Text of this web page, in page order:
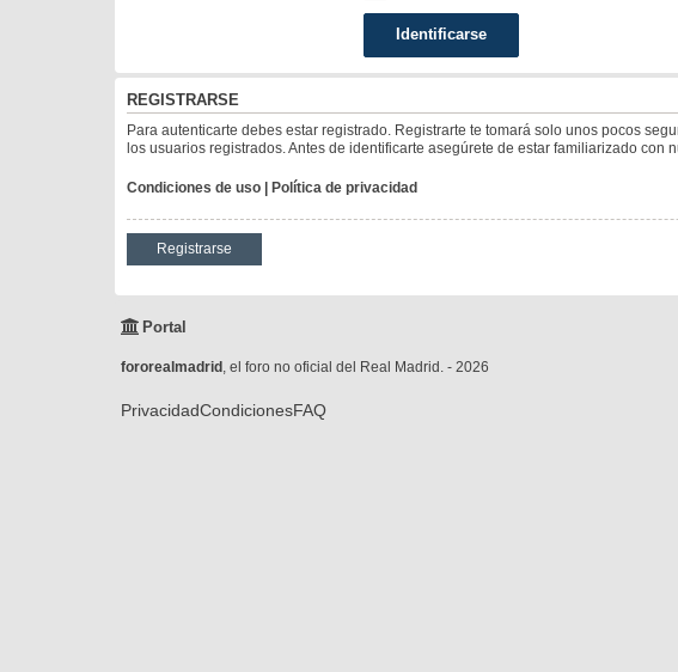
REGISTRARSE
Para autenticarte debes estar registrado. Registrarte te tomará solo unos pocos
los usuarios registrados. Antes de identificarte asegúrete de estar familiarizado con
Condiciones de uso | Política de privacidad
Registrarse
Portal
fororealmadrid , el foro no oficial del Real Madrid. - 2026
PrivacidadCondicionesFAQ